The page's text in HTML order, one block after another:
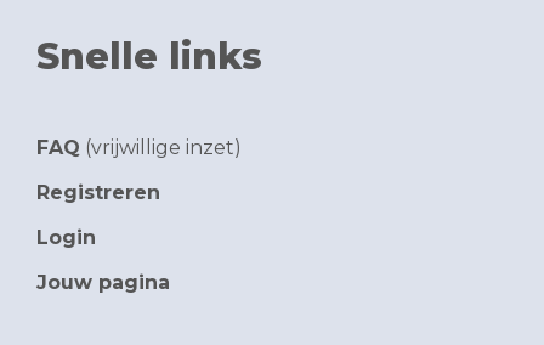
Snelle links
FAQ (vrijwillige inzet)
Registreren
Login
Jouw pagina